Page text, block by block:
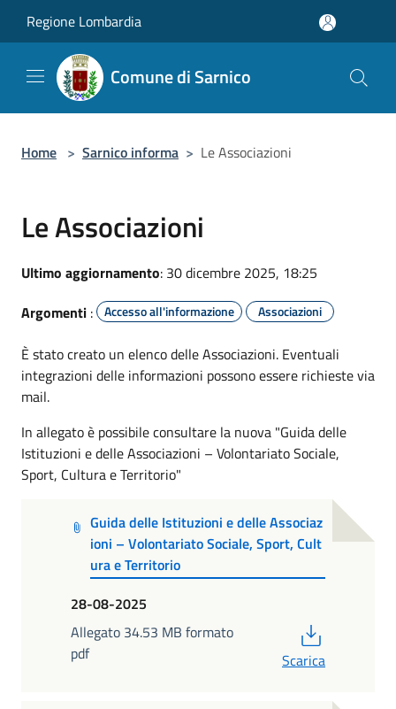
Regione Lombardia
Comune di Sarnico
Home > Sarnico informa > Le Associazioni
Le Associazioni
Ultimo aggiornamento: 30 dicembre 2025, 18:25
Argomenti : Accesso all'informazione Associazioni
È stato creato un elenco delle Associazioni. Eventuali
integrazioni delle informazioni possono essere richieste via
mail.
In allegato è possibile consultare la nuova "Guida delle
Istituzioni e delle Associazioni – Volontariato Sociale,
Sport, Cultura e Territorio"
Guida delle Istituzioni e delle Associaz
ioni – Volontariato Sociale, Sport, Cult
ura e Territorio
28-08-2025
Allegato 34.53 MB formato
pdf
Scarica